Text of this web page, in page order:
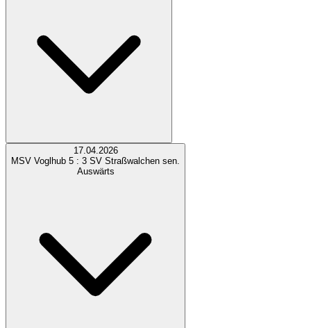
17.04.2026
MSV Voglhub 5 : 3 SV Straßwalchen sen.
Auswärts